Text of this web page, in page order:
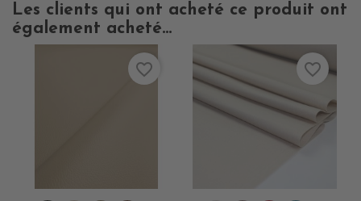
Les clients qui ont acheté ce produit ont
également acheté...
favorite_border favorite_border